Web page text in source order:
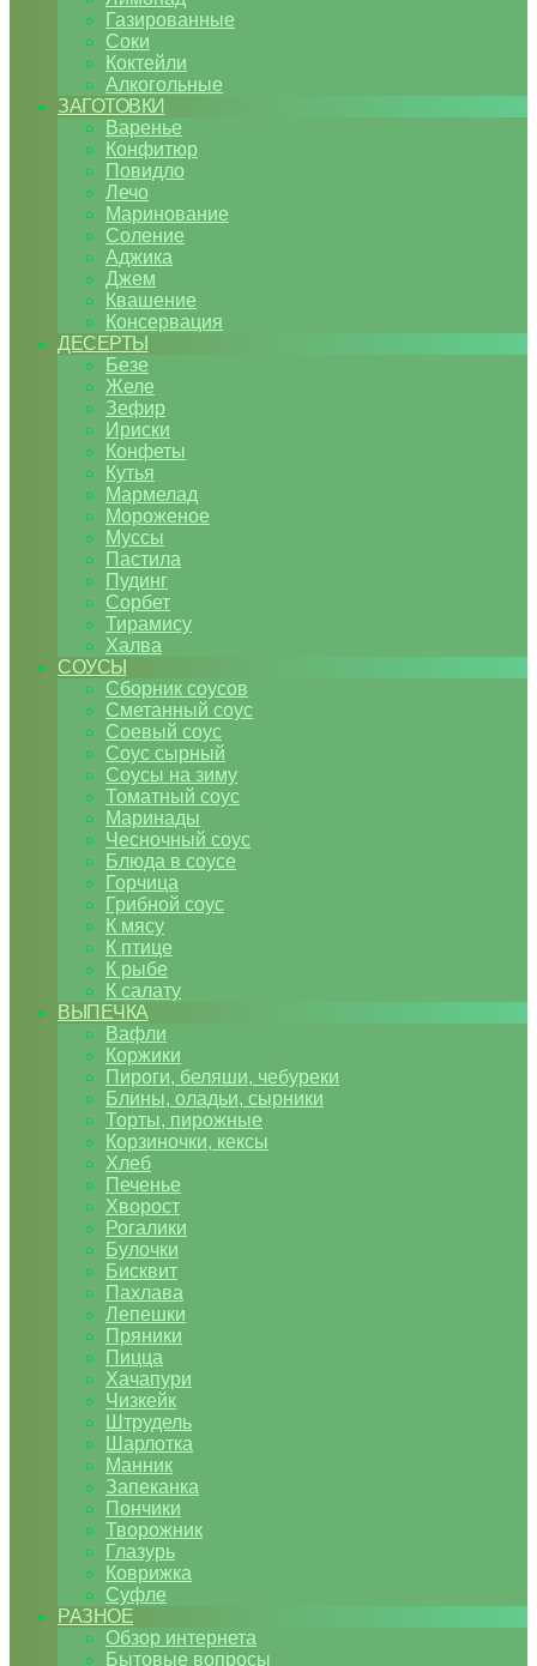
Газированные
Соки
Коктейли
Алкогольные
ЗАГОТОВКИ
Варенье
Конфитюр
Повидло
Лечо
Маринование
Соление
Аджика
Джем
Квашение
Консервация
ДЕСЕРТЫ
Безе
Желе
Зефир
Ириски
Конфеты
Кутья
Мармелад
Мороженое
Муссы
Пастила
Пудинг
Сорбет
Тирамису
Халва
СОУСЫ
Сборник соусов
Сметанный соус
Соевый соус
Соус сырный
Соусы на зиму
Томатный соус
Маринады
Чесночный соус
Блюда в соусе
Горчица
Грибной соус
К мясу
К птице
К рыбе
К салату
ВЫПЕЧКА
Вафли
Коржики
Пироги, беляши, чебуреки
Блины, оладьи, сырники
Торты, пирожные
Корзиночки, кексы
Хлеб
Печенье
Хворост
Рогалики
Булочки
Бисквит
Пахлава
Лепешки
Пряники
Пицца
Хачапури
Чизкейк
Штрудель
Шарлотка
Манник
Запеканка
Пончики
Творожник
Глазурь
Коврижка
Суфле
РАЗНОЕ
Обзор интернета
Бытовые вопросы